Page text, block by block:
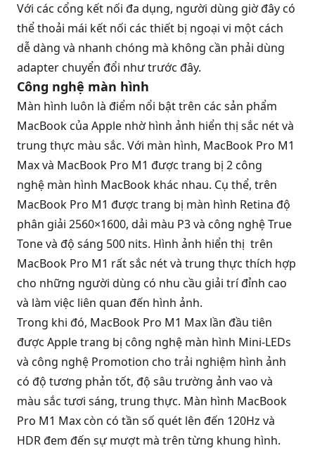
Với các cổng kết nối đa dụng, người dùng giờ đây có
thể thoải mái kết nối các thiết bị ngoại vi một cách
dễ dàng và nhanh chóng mà không cần phải dùng
adapter chuyển đổi như trước đây.
Công nghệ màn hình
Màn hình luôn là điểm nổi bật trên các sản phẩm
MacBook của Apple nhờ hình ảnh hiển thị sắc nét và
trung thực màu sắc. Với màn hình, MacBook Pro M1
Max và MacBook Pro M1 được trang bị 2 công
nghệ màn hình MacBook khác nhau. Cụ thể, trên
MacBook Pro M1 được trang bị màn hình Retina độ
phân giải 2560×1600, dải màu P3 và công nghệ True
Tone và độ sáng 500 nits. Hình ảnh hiển thị trên
MacBook Pro M1 rất sắc nét và trung thực thích hợp
cho những người dùng có nhu cầu giải trí đỉnh cao
và làm việc liên quan đến hình ảnh.
Trong khi đó, MacBook Pro M1 Max lần đầu tiên
được Apple trang bị công nghệ màn hình Mini-LEDs
và công nghệ Promotion cho trải nghiệm hình ảnh
có độ tương phản tốt, độ sâu trường ảnh vao và
màu sắc tươi sáng, trung thực. Màn hình MacBook
Pro M1 Max còn có tần số quét lên đến 120Hz và
HDR đem đến sự mượt mà trên từng khung hình.